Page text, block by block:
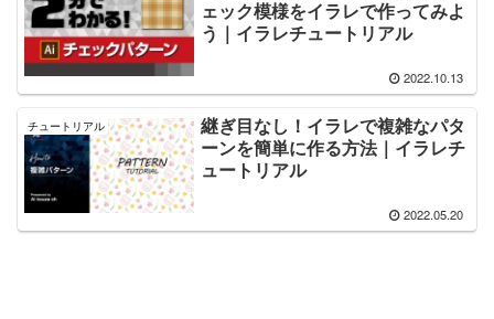
ェック模様をイラレで作ってみよ
う｜イラレチュートリアル
2022.10.13
チュートリアル
継ぎ目なし！イラレで複雑なパタ
ーンを簡単に作る方法｜イラレチ
ュートリアル
2022.05.20